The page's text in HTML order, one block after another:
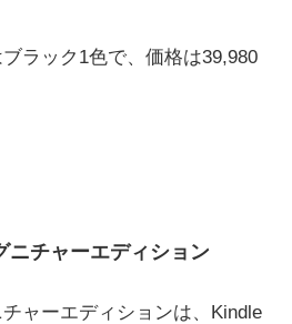
ラック1色で、価格は39,980
チャーエディション
ャーエディションは、Kindle